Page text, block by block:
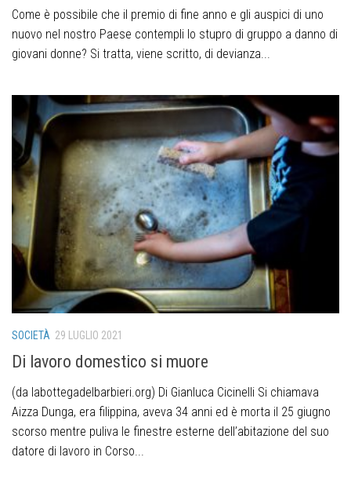
Come è possibile che il premio di fine anno e gli auspici di uno
nuovo nel nostro Paese contempli lo stupro di gruppo a danno di
giovani donne? Si tratta, viene scritto, di devianza...
SOCIETÀ 29 LUGLIO 2021
Di lavoro domestico si muore
(da labottegadelbarbieri.org) Di Gianluca Cicinelli Si chiamava
Aizza Dunga, era filippina, aveva 34 anni ed è morta il 25 giugno
scorso mentre puliva le finestre esterne dell’abitazione del suo
datore di lavoro in Corso...